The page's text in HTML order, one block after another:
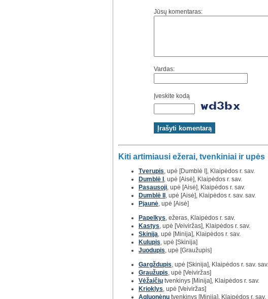
Jūsų komentaras:
Vardas:
Įveskite kodą
Kiti artimiausi ežerai, tvenkiniai ir upės
Tverupis , upė [Dumblė I], Klaipėdos r. sav.
Dumblė I , upė [Aisė], Klaipėdos r. sav.
Pasausoji , upė [Aisė], Klaipėdos r. sav.
Dumblė II , upė [Aisė], Klaipėdos r. sav. sav.
Pjaunė , upė [Aisė]
Papelkys , ežeras, Klaipėdos r. sav.
Kastys , upė [Veiviržas], Klaipėdos r. sav.
Skinija , upė [Minija], Klaipėdos r. sav.
Kulupis , upė [Skinija]
Juodupis , upė [Graužupis]
Gargždupis , upė [Skinija], Klaipėdos r. sav. sav.
Graužupis , upė [Veiviržas]
Vėžaičių tvenkinys [Minija], Klaipėdos r. sav.
Krioklys , upė [Veiviržas]
Agluonėnų tvenkinys [Minija], Klaipėdos r. sav.